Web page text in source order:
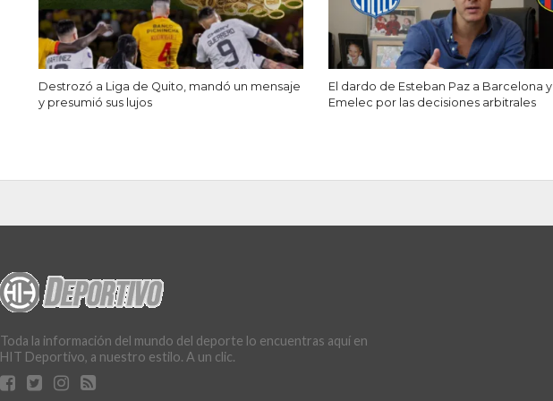
Destrozó a Liga de Quito, mandó un mensaje
y presumió sus lujos
El dardo de Esteban Paz a Barcelona y
Emelec por las decisiones arbitrales
ByJonathan Vera
Posted ondiciembre 20, 2022